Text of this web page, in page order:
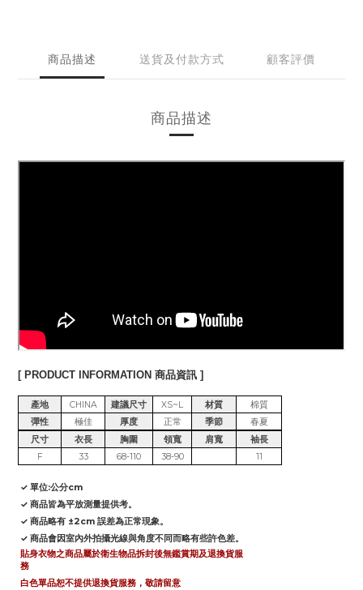
商品描述 送貨及付款方式 顧客評價
商品描述
[ PRODUCT INFORMATION 商品資訊 ]
產地 CHINA 建議尺寸 XS~L 材質
棉質
彈性
極佳 厚度 正常 季節
春夏
尺寸
衣長 胸圍 領寬 肩寬
袖長
F
33 68-110 38-90 11
✓ 單位:公分cm
✓ 商品皆為平放測量提供考。
✓ 商品略有 ±2cm 誤差為正常現象。
✓ 商品會因室內外拍攝光線與角度不同而略有些許色差。
貼身衣物之商品屬於衛生物品拆封後無鑑賞期及退換貨服
務
白色單品恕不提供退換貨服務，敬請留意